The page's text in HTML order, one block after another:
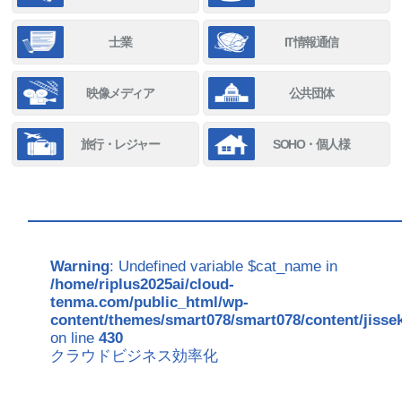
士業 IT情報通信
映像メディア 公共団体
旅行・レジャー SOHO・個人様
Warning: Undefined variable $cat_name in
/home/riplus2025ai/cloud-
tenma.com/public_html/wp-
content/themes/smart078/smart078/content/
on line430
クラウドビジネス効率化